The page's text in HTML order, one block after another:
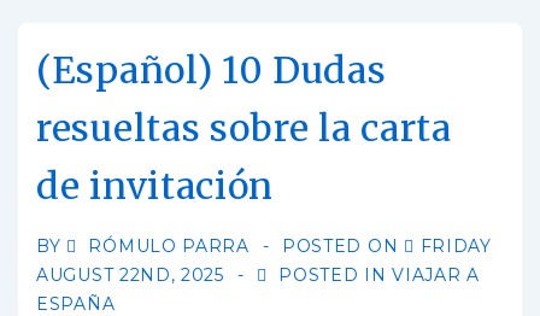
(Español) 10 Dudas
resueltas sobre la carta
de invitación
BY RÓMULO PARRA POSTED ON
FRIDAY
AUGUST 22ND, 2025
POSTED INVIAJAR A
ESPAÑA